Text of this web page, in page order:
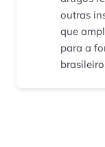
outras
que
para a